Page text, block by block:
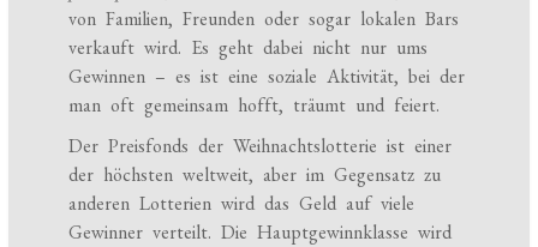
von Familien, Freunden oder sogar lokalen Bars
verkauft wird. Es geht dabei nicht nur ums
Gewinnen – es ist eine soziale Aktivität, bei der
man oft gemeinsam hofft, träumt und feiert.
Der Preisfonds der Weihnachtslotterie ist einer
der höchsten weltweit, aber im Gegensatz zu
anderen Lotterien wird das Geld auf viele
Gewinner verteilt. Die Hauptgewinnklasse wird